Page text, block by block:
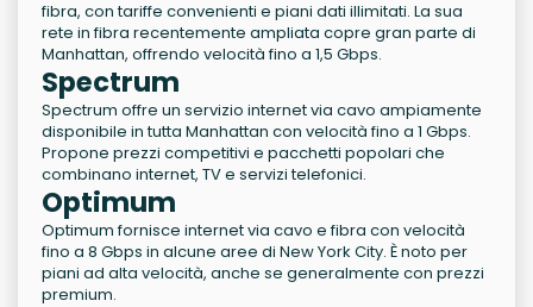
fibra, con tariffe convenienti e piani dati illimitati. La sua
rete in fibra recentemente ampliata copre gran parte di
Manhattan, offrendo velocità fino a 1,5 Gbps.
Spectrum
Spectrum offre un servizio internet via cavo ampiamente
disponibile in tutta Manhattan con velocità fino a 1 Gbps.
Propone prezzi competitivi e pacchetti popolari che
combinano internet, TV e servizi telefonici.
Optimum
Optimum fornisce internet via cavo e fibra con velocità
fino a 8 Gbps in alcune aree di New York City. È noto per
piani ad alta velocità, anche se generalmente con prezzi
premium.